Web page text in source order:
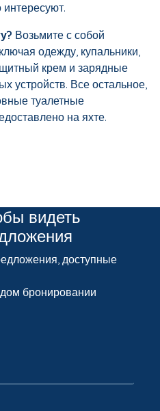
Возьмите с собой
одежду, купальники,
крем и зарядные
устройств. Все остальное,
туалетные
на яхте.
видеть
доступные
бронировании